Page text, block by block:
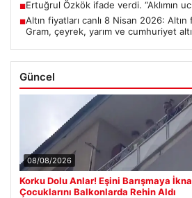
■Ertuğrul Özkök ifade verdi. “Aklımın
■Altın fiyatları canlı 8 Nisan 2026:
Gram, çeyrek, yarım ve cumhuriyet
Güncel
08/08/2026
Korku Dolu Anlar! Eşini Barışmaya
Çocuklarını Balkonlarda Rehin Aldı